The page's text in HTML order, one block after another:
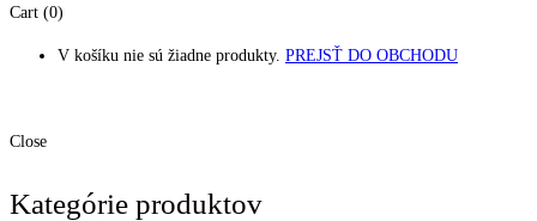
Cart (0)
V košíku nie sú žiadne produkty. PREJSŤ DO OBCHODU
Close
Kategórie produktov